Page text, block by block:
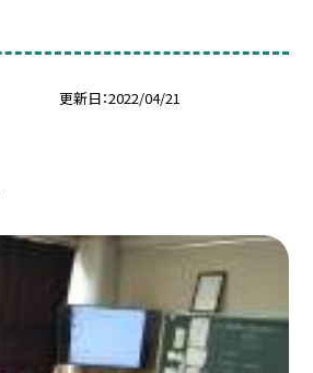
更新日 2022/04/21